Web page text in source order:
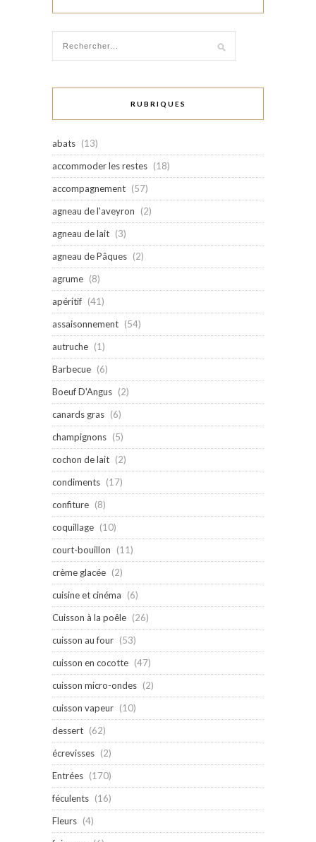
RUBRIQUES
abats (13)
accommoder les restes (18)
accompagnement (57)
agneau de l'aveyron
(2)
agneau de lait (3)
agneau de Pâques (2)
agrume (8)
apéritif (41)
assaisonnement (54)
autruche (1)
Barbecue (6)
Boeuf D'Angus (2)
canards gras (6)
champignons (5)
cochon de lait (2)
condiments (17)
confiture (8)
coquillage (10)
court-bouillon
(11)
crème glacée (2)
cuisine et cinéma
(6)
Cuisson à la poêle (26)
cuisson au four (53)
cuisson en cocotte (47)
cuisson micro-ondes (2)
cuisson vapeur (10)
dessert (62)
écrevisses (2)
Entrées (170)
féculents (16)
Fleurs (4)